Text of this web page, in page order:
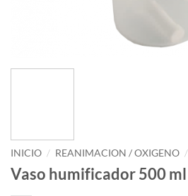
INICIO / REANIMACION / OXIGENO /
Vaso humificador 500